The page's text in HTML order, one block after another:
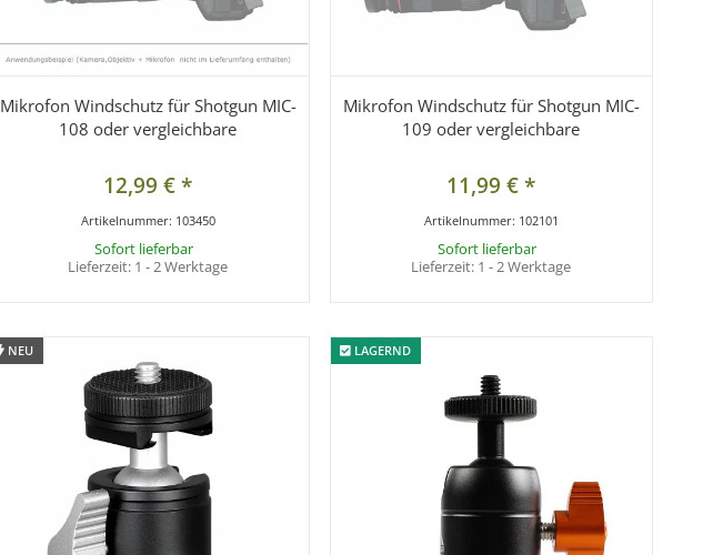
Mikrofon Windschutz für Shotgun MIC-
108 oder vergleichbare
12,99 €*
Artikelnummer: 103450
Sofort lieferbar
Lieferzeit: 1 - 2 Werktage
Mikrofon Windschutz für Shotgun MIC-
109 oder vergleichbare
11,99 €*
Artikelnummer: 102101
Sofort lieferbar
Lieferzeit: 1 - 2 Werktage
NEU
NEU LAGERND
LAGERND